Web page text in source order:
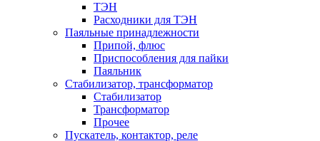
ТЭН
Расходники для ТЭН
Паяльные принадлежности
Припой, флюс
Приспособления для пайки
Паяльник
Стабилизатор, трансформатор
Стабилизатор
Трансформатор
Прочее
Пускатель, контактор, реле